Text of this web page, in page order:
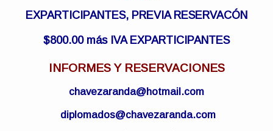
EXPARTICIPANTES, PREVIA RESERVACÓN
$800.00 más IVA EXPARTICIPANTES
INFORMES Y RESERVACIONES
chavezaranda@hotmail.com
diplomados@chavezaranda.com